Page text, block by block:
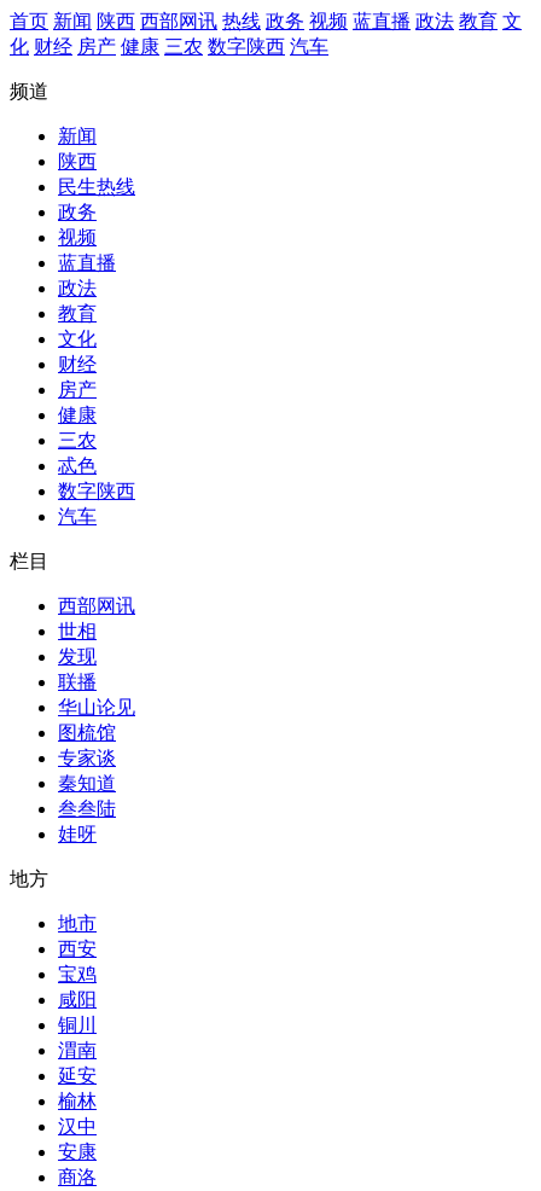
首页 新闻 陕西 西部网讯 热线 政务 视频 蓝直播 政法 教育 文
化 财经 房产 健康 三农 数字陕西 汽车
频道
新闻
陕西
民生热线
政务
视频
蓝直播
政法
教育
文化
财经
房产
健康
三农
忒色
数字陕西
汽车
栏目
西部网讯
世相
发现
联播
华山论见
图梳馆
专家谈
秦知道
叁叁陆
娃呀
地方
地市
西安
宝鸡
咸阳
铜川
渭南
延安
榆林
汉中
安康
商洛